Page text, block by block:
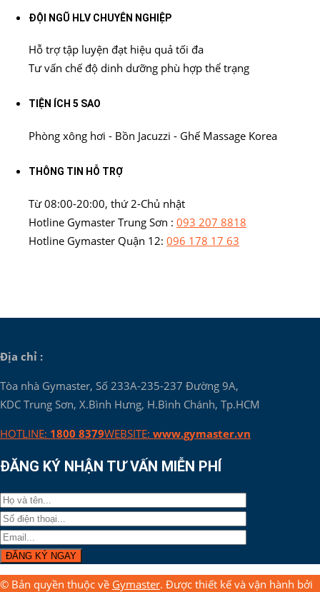
ĐỘI NGŨ HLV CHUYÊN NGHIỆP
Hỗ trợ tập luyện đạt hiệu quả tối đa
Tư vấn chế độ dinh dưỡng phù hợp thể trạng
TIỆN ÍCH 5 SAO
Phòng xông hơi - Bồn Jacuzzi - Ghế Massage Korea
THÔNG TIN HỖ TRỢ
Từ 08:00-20:00, thứ 2-Chủ nhật
Hotline Gymaster Trung Sơn : 093 207 8818
Hotline Gymaster Quận 12: 096 178 17 63
Địa chỉ :
Tòa nhà Gymaster, Số 233A-235-237 Đường 9A,
KDC Trung Sơn, X.Bình Hưng, H.Bình Chánh, Tp.HCM
HOTLINE: 1800 8379WEBSITE: www.gymaster.vn
ĐĂNG KÝ NHẬN TƯ VẤN MIỄN PHÍ
© Bản quyền thuộc về Gymaster. Được thiết kế và vận hành bởi